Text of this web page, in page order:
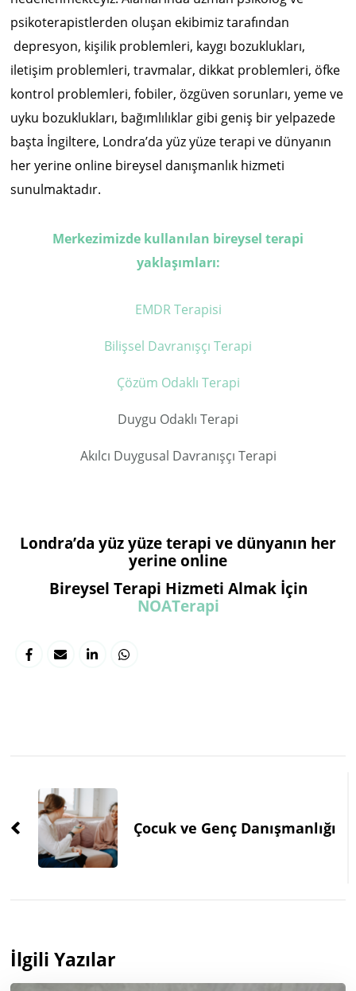
psikoterapistlerden oluşan ekibimiz tarafından
depresyon, kişilik problemleri, kaygı bozuklukları,
iletişim problemleri, travmalar, dikkat problemleri, öfke
kontrol problemleri, fobiler, özgüven sorunları, yeme ve
uyku bozuklukları, bağımlılıklar gibi geniş bir yelpazede
başta İngiltere, Londra’da yüz yüze terapi ve dünyanın
her yerine online bireysel danışmanlık hizmeti
sunulmaktadır.
Merkezimizde kullanılan bireysel terapi
yaklaşımları:
EMDR Terapisi
Bilişsel Davranışçı Terapi
Çözüm Odaklı Terapi
Duygu Odaklı Terapi
Akılcı Duygusal Davranışçı Terapi
Londra’da yüz yüze terapi ve dünyanın her
yerine online
Bireysel Terapi Hizmeti Almak İçin
NOATerapi
Navigation
Çocuk ve Genç Danışmanlığı
İlgili Yazılar